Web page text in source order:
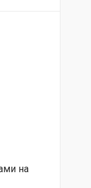
на